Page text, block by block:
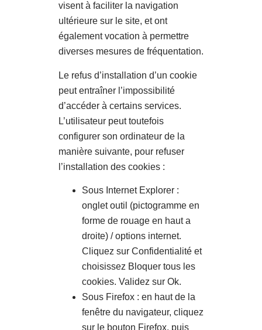
visent à faciliter la navigation
ultérieure sur le site, et ont
également vocation à permettre
diverses mesures de fréquentation.
Le refus d’installation d’un cookie
peut entraîner l’impossibilité
d’accéder à certains services.
L’utilisateur peut toutefois
configurer son ordinateur de la
manière suivante, pour refuser
l’installation des cookies :
Sous Internet Explorer :
onglet outil (pictogramme en
forme de rouage en haut a
droite) / options internet.
Cliquez sur Confidentialité et
choisissez Bloquer tous les
cookies. Validez sur Ok.
Sous Firefox : en haut de la
fenêtre du navigateur, cliquez
sur le bouton Firefox, puis